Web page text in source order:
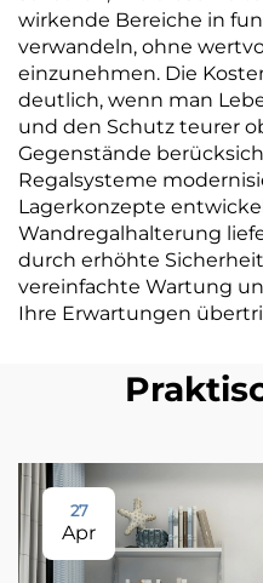
wirkende Bereiche in
verwandeln, ohne
einzunehmen. Die
deutlich, wenn man
und den Schutz teurer
Gegenstände
Regalsysteme
Lagerkonzepte
Wandregalhalterung
durch erhöhte
vereinfachte Wartung
Ihre Erwartungen
27
Apr